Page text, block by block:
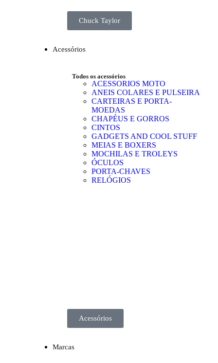
Chuck Taylor
Acessórios
Todos os acessórios
ACESSORIOS MOTO
ANEIS COLARES E PULSEIRA
CARTEIRAS E PORTA-
MOEDAS
CHAPÉUS E GORROS
CINTOS
GADGETS AND COOL STUFF
MEIAS E BOXERS
MOCHILAS E TROLEYS
ÓCULOS
PORTA-CHAVES
RELÓGIOS
Acessórios
Marcas